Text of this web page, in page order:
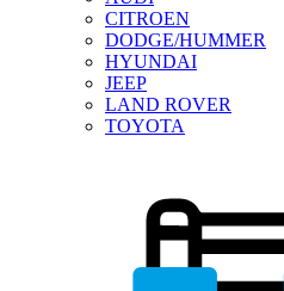
CITROEN
DODGE/HUMMER
HYUNDAI
JEEP
LAND ROVER
TOYOTA